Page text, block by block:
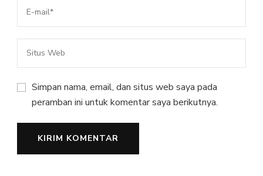
Simpan nama, email, dan situs web saya pada
peramban ini untuk komentar saya berikutnya.